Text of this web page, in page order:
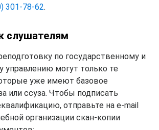
301-78-62.
слушателям
по государственному и
управлению могут только те
уже имеют базовое
или ссуза. Чтобы подписать
отправьте на e-mail
организации скан-копии